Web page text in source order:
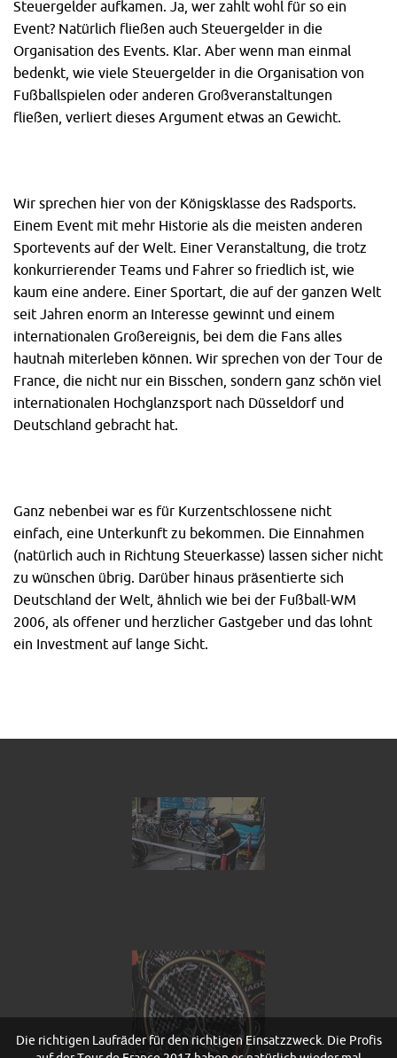
Steuergelder aufkamen. Ja, wer zahlt wohl für so ein
Event? Natürlich fließen auch Steuergelder in die
Organisation des Events. Klar. Aber wenn man einmal
bedenkt, wie viele Steuergelder in die Organisation von
Fußballspielen oder anderen Großveranstaltungen
fließen, verliert dieses Argument etwas an Gewicht.
Wir sprechen hier von der Königsklasse des Radsports.
Einem Event mit mehr Historie als die meisten anderen
Sportevents auf der Welt. Einer Veranstaltung, die trotz
konkurrierender Teams und Fahrer so friedlich ist, wie
kaum eine andere. Einer Sportart, die auf der ganzen Welt
seit Jahren enorm an Interesse gewinnt und einem
internationalen Großereignis, bei dem die Fans alles
hautnah miterleben können. Wir sprechen von der Tour de
France, die nicht nur ein Bisschen, sondern ganz schön viel
internationalen Hochglanzsport nach Düsseldorf und
Deutschland gebracht hat.
Ganz nebenbei war es für Kurzentschlossene nicht
einfach, eine Unterkunft zu bekommen. Die Einnahmen
(natürlich auch in Richtung Steuerkasse) lassen sicher nicht
zu wünschen übrig. Darüber hinaus präsentierte sich
Deutschland der Welt, ähnlich wie bei der Fußball-WM
2006, als offener und herzlicher Gastgeber und das lohnt
ein Investment auf lange Sicht.
Die richtigen Laufräder für den richtigen Einsatzzweck. Die Profis